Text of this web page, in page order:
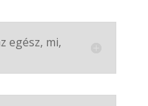
egész, mi,